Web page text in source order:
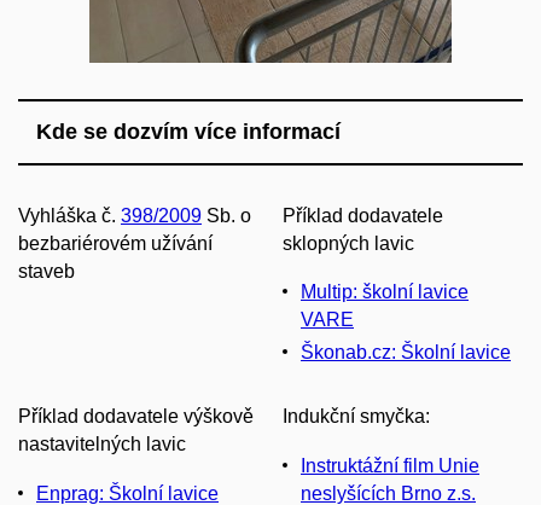
Kde se dozvím více informací
Vyhláška č. 398/2009 Sb. o
bezbariérovém užívání
staveb
Příklad dodavatele
sklopných lavic
Multip: školní lavice
VARE
Škonab.cz: Školní lavice
Příklad dodavatele výškově
nastavitelných lavic
Enprag: Školní lavice
Indukční smyčka:
Instruktážní film Unie
neslyšících Brno z.s.